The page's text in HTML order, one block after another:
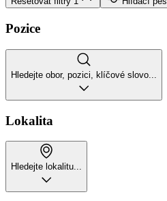
Pozice
Hledejte obor, pozici, klíčové slovo...
Lokalita
Hledejte lokalitu...